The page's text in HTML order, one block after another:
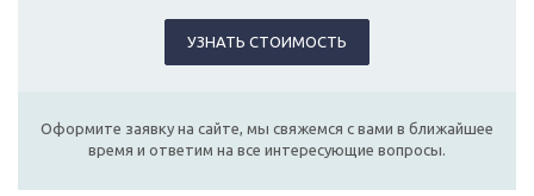
УЗНАТЬ СТОИМОСТЬ
Оформите заявку на сайте, мы свяжемся с вами в ближайшее
время и ответим на все интересующие вопросы.